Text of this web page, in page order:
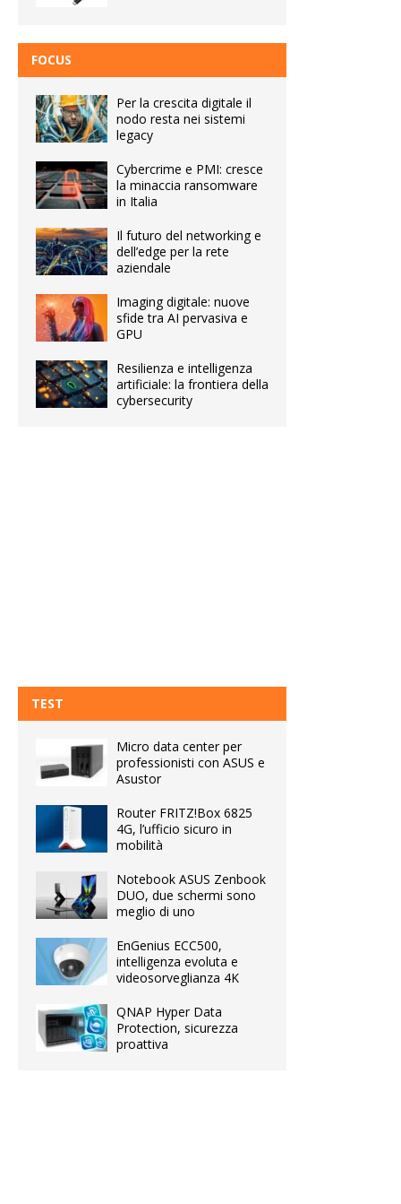
FOCUS
Per la crescita digitale il
nodo resta nei sistemi
legacy
Cybercrime e PMI: cresce
la minaccia ransomware
in Italia
Il futuro del networking e
dell’edge per la rete
aziendale
Imaging digitale: nuove
sfide tra AI pervasiva e
GPU
Resilienza e intelligenza
artificiale: la frontiera della
cybersecurity
TEST
Micro data center per
professionisti con ASUS e
Asustor
Router FRITZ!Box 6825
4G, l’ufficio sicuro in
mobilità
Notebook ASUS Zenbook
DUO, due schermi sono
meglio di uno
EnGenius ECC500,
intelligenza evoluta e
videosorveglianza 4K
QNAP Hyper Data
Protection, sicurezza
proattiva